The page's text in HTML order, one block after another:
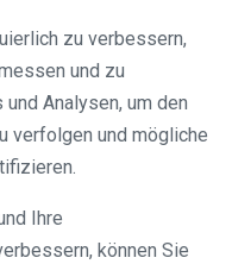
zu verbessern,
und zu
Analysen, um den
verfolgen und mögliche
Ihre
können Sie